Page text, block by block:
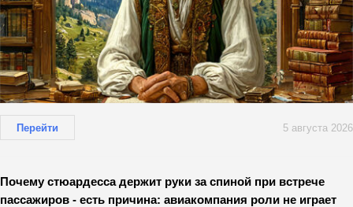
Перейти 5 августа 2026
Почему стюардесса держит руки за спиной при встрече
пассажиров - есть причина: авиакомпания роли не играет